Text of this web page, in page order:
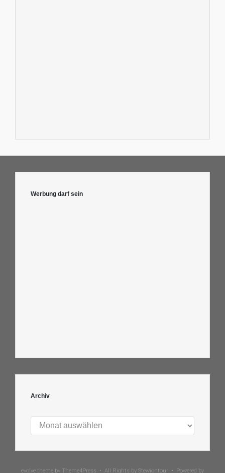
Werbung darf sein
Archiv
evolve theme by Theme4Press • All Rights by Stewiontour • Powered by